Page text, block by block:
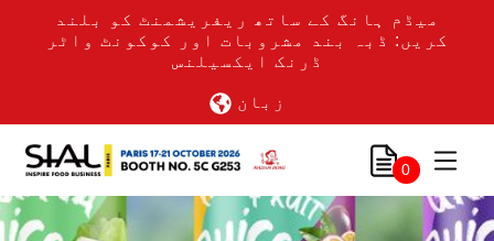
میڈم ہانگ کے ساتھ ریفریشمنٹ کو بلند
کریں: ڈبہ بند مشروبات اور کوکونٹ واٹر
ڈرنک ایکسیلنس
زبان
0